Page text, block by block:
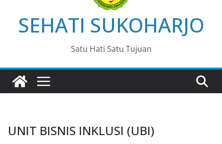
SEHATI SUKOHARJO
Satu Hati Satu Tujuan
UNIT BISNIS INKLUSI (UBI)